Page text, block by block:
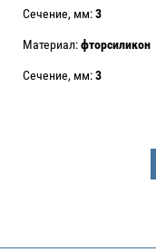
Сечение, мм:3
Материал:фторсиликон
Сечение, мм:3